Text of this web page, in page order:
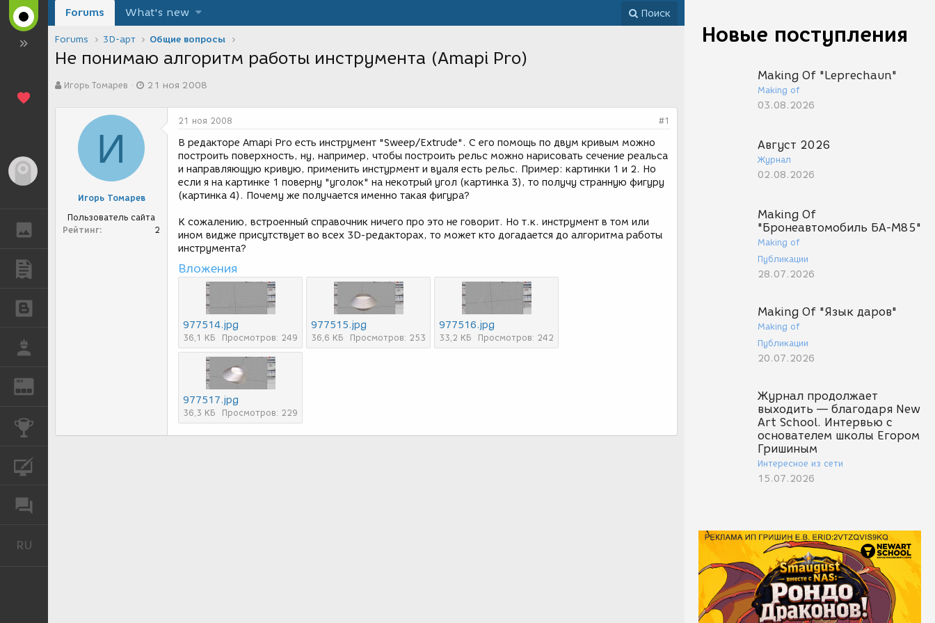
ГАЛЕРЕЯ
REN
RU
Новые поступления
Making Of "Leprechaun"
Making of
03.08.2026
Август 2026
Журнал
02.08.2026
Making Of
"Бронеавтомобиль БА-М85"
Making of
Публикации
28.07.2026
Making Of "Язык даров"
Making of
Публикации
20.07.2026
Журнал продолжает
выходить — благодаря New
Art School. Интервью с
основателем школы Егором
Гришиным
Интересное из сети
15.07.2026
Forums What's new Поиск
Forums 3D-арт Общие вопросы
Не понимаю алгоритм работы инструмента (Amapi Pro)
в
Игорь Томарев
а
я
21 ноя 2008
И
Игорь Томарев
Пользователь сайта
Рейтинг
2
21 ноя 2008 #1
В редакторе Amapi Pro есть инструмент "Sweep/Extrude". С его помощь по двум кривым можно
построить поверхность, ну, например, чтобы построить рельс можно нарисовать сечение реальса
и направляющую кривую, применить инстурмент и вуаля есть рельс. Пример: картинки 1 и 2. Но
если я на картинке 1 поверну "уголок" на некотрый угол (картинка 3), то получу странную фигуру
(картинка 4). Почему же получается именно такая фигура?
К сожалению, встроенный справочник ничего про это не говорит. Но т.к. инструмент в том или
ином видже присутствует во всех 3D-редакторах, то может кто догадается до алгоритма работы
инструмента?
Вложения
977514.jpg
36,1 КБ Просмотров: 249
977515.jpg
36,6 КБ Просмотров: 253
977516.jpg
33,2 КБ Просмотров: 242
977517.jpg
36,3 КБ Просмотров: 229